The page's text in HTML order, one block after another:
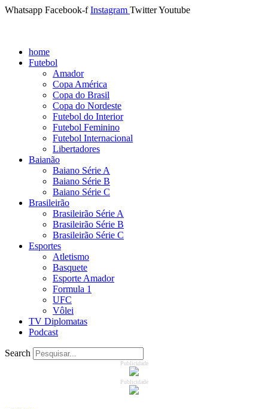
Whatsapp Facebook-f Instagram TwitterYoutube
home
Futebol
Amador
Copa América
Copa do Brasil
Copa do Nordeste
Futebol do Interior
Futebol Feminino
Futebol Internacional
Libertadores
Baianão
Baiano Série A
Baiano Série B
Baiano Série C
Brasileirão
Brasileirão Série A
Brasileirão Série B
Brasileirão Série C
Esportes
Atletismo
Basquete
Esporte Amador
Formula 1
UFC
Vôlei
TV Diplomatas
Podcast
Search
Publicidade
Publicidade